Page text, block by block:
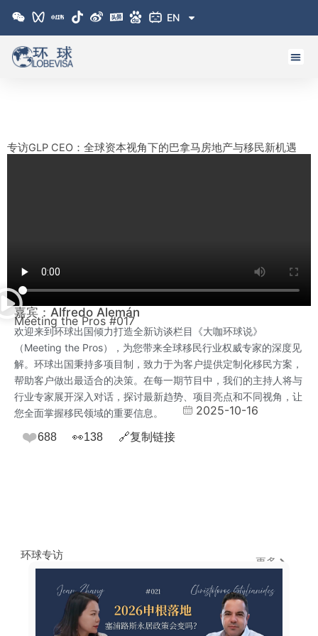
EN
专访GLP CEO：全球资本视角下的巴拿马房地产与移民新机遇
嘉宾：Alfredo Alemán
Meeting the Pros #017
欢迎来到环球出国倾力打造全新访谈栏目《大咖环球说》
（Meeting the Pros），为您带来全球移民行业权威专家的深度见
解。环球出国秉持多项目制，致力于为客户提供定制化移民方案，
帮助客户做出最适合的决策。在每一期节目中，我们的主持人将与
行业专家展开深入对话，探讨最新趋势、项目亮点和不同视角，让
您全面掌握移民领域的重要信息。
❤️688 👀138 🔗复制链接
2025-10-16
环球专访 更多